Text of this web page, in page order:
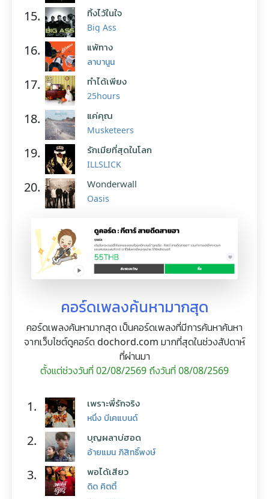
15. ทิ้งไว้ในใจ
Big Ass
16. แพ้ทาง
ลาบานูน
17. ทำได้เพียง
25hours
18. แค่คุณ
Musketeers
19. รักเมียที่สุดในโลก
ILLSLICK
20. Wonderwall
Oasis
คอร์ดเพลงค้นหามากสุด
คอร์ดเพลงค้นหามากสุด เป็นคอร์ดเพลงที่มีการค้นหาค้นหา
จากเว็บไซต์ดูคอร์ด dochord.com มากที่สุดในช่วงสัปดาห์
ที่ผ่านมา
ตั้งแต่ช่วงวันที่ 02/08/2569 ถึงวันที่ 08/08/2569
1. เพราะพี่รักจริง
หนึ่ง บีเคแบนด์
2. บุญผลาบ่ฮอด
อ้ายแมน ภิสิทธิ์พงษ์
3. พอได้เสียว
ดิด คิตตี้